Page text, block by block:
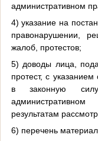
административном
4) указание на
правонарушении,
жалоб, протестов;
5) доводы лица,
протест, с
в законную
результатам
6) перечень